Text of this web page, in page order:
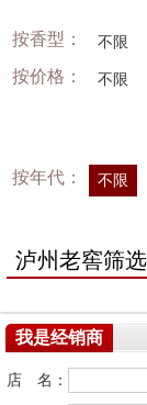
按香型： 不限
按价格： 不限
按年代： 不限
泸州老窖筛
我是经销商
店 名：